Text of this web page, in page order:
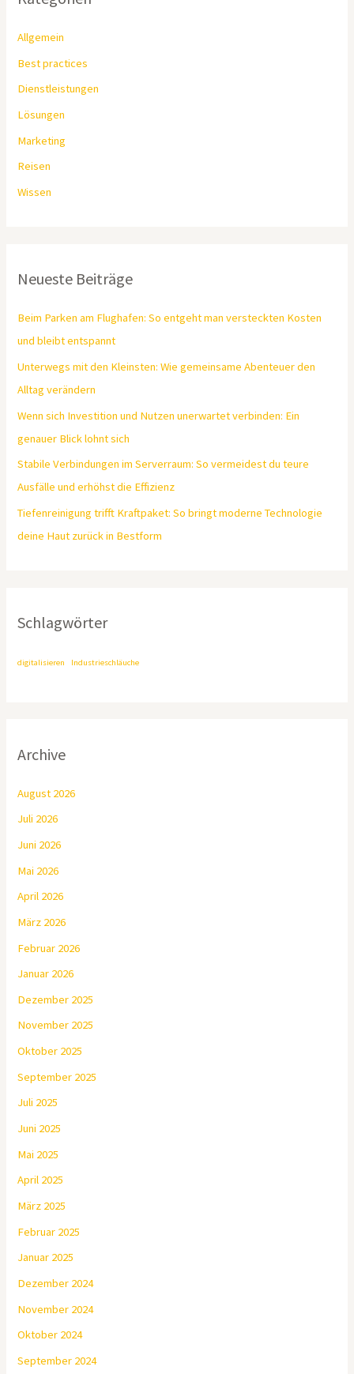
Allgemein
Best practices
Dienstleistungen
Lösungen
Marketing
Reisen
Wissen
Neueste Beiträge
Beim Parken am Flughafen: So entgeht man versteckten Kosten
und bleibt entspannt
Unterwegs mit den Kleinsten: Wie gemeinsame Abenteuer den
Alltag verändern
Wenn sich Investition und Nutzen unerwartet verbinden: Ein
genauer Blick lohnt sich
Stabile Verbindungen im Serverraum: So vermeidest du teure
Ausfälle und erhöhst die Effizienz
Tiefenreinigung trifft Kraftpaket: So bringt moderne Technologie
deine Haut zurück in Bestform
Schlagwörter
digitalisieren Industrieschläuche
Archive
August 2026
Juli 2026
Juni 2026
Mai 2026
April 2026
März 2026
Februar 2026
Januar 2026
Dezember 2025
November 2025
Oktober 2025
September 2025
Juli 2025
Juni 2025
Mai 2025
April 2025
März 2025
Februar 2025
Januar 2025
Dezember 2024
November 2024
Oktober 2024
September 2024